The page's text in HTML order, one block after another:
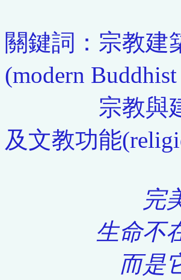
關鍵詞：宗教建
(modern
宗教與建築
及文教功能
完
生命不
而是